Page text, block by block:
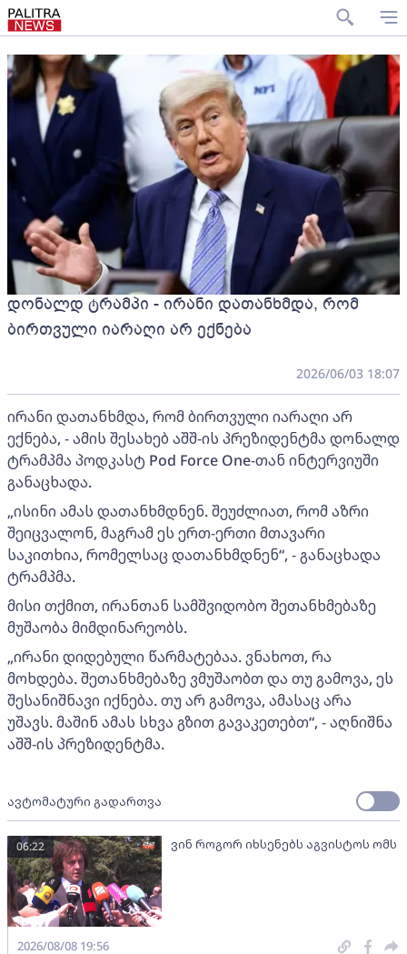
დონალდ ტრამპი - ირანი დათანხმდა, რომ
ბირთვული იარაღი არ ექნება
2026/06/03 18:07
ირანი დათანხმდა, რომ ბირთვული იარაღი არ
ექნება, - ამის შესახებ აშშ-ის პრეზიდენტმა დონალდ
ტრამპმა პოდკასტ Pod Force One-თან ინტერვიუში
განაცხადა.
„ისინი ამას დათანხმდნენ. შეუძლიათ, რომ აზრი
შეიცვალონ, მაგრამ ეს ერთ-ერთი მთავარი
საკითხია, რომელსაც დათანხმდნენ“, - განაცხადა
ტრამპმა.
მისი თქმით, ირანთან სამშვიდობო შეთანხმებაზე
მუშაობა მიმდინარეობს.
„ირანი დიდებული წარმატებაა. ვნახოთ, რა
მოხდება. შეთანხმებაზე ვმუშაობთ და თუ გამოვა, ეს
შესანიშნავი იქნება. თუ არ გამოვა, ამასაც არა
უშავს. მაშინ ამას სხვა გზით გავაკეთებთ“, - აღნიშნა
აშშ-ის პრეზიდენტმა.
ავტომატური გადართვა
ვინ როგორ იხსენებს აგვისტოს ომს
06:22
2026/08/08 19:56